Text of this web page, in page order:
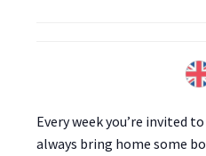
Every week you’re invited
always bring home some